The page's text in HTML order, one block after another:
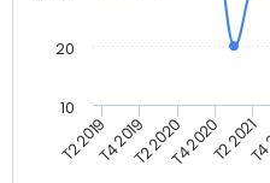
T2 2019T4 2019T2 2020T4 2020T2 2021
10
20